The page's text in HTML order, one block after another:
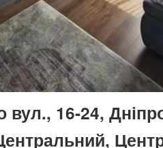
16-24,